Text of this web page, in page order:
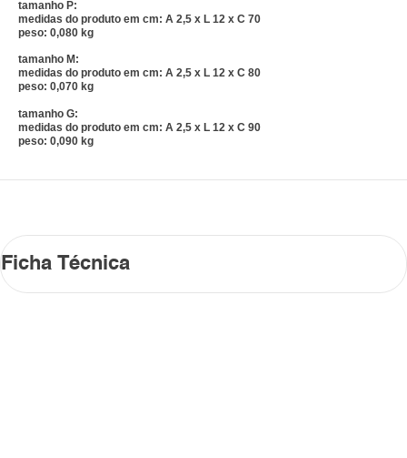
tamanho P:
medidas do produto em cm: A 2,5 x L 12 x C 70
peso: 0,080 kg
tamanho M:
medidas do produto em cm: A 2,5 x L 12 x C 80
peso: 0,070 kg
tamanho G:
medidas do produto em cm: A 2,5 x L 12 x C 90
peso: 0,090 kg
Ficha Técnica